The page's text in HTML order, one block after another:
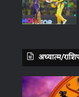
अध्यात्म/